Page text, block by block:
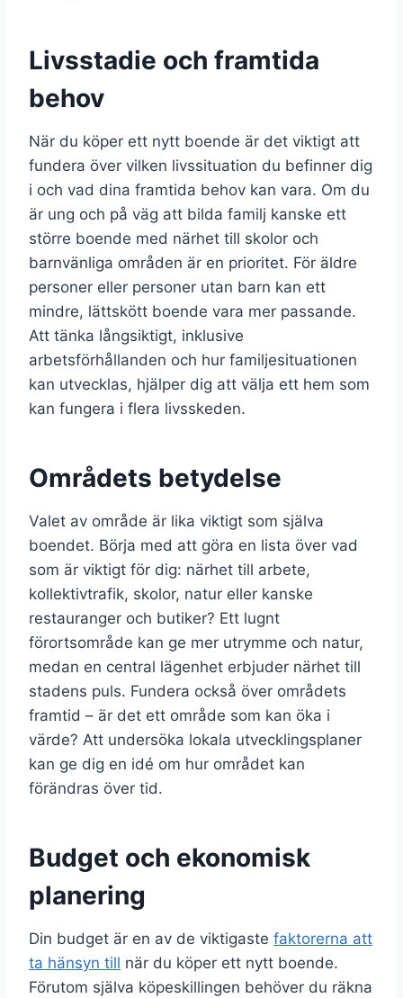
Livsstadie och framtida
behov
När du köper ett nytt boende är det viktigt att
fundera över vilken livssituation du befinner dig
i och vad dina framtida behov kan vara. Om du
är ung och på väg att bilda familj kanske ett
större boende med närhet till skolor och
barnvänliga områden är en prioritet. För äldre
personer eller personer utan barn kan ett
mindre, lättskött boende vara mer passande.
Att tänka långsiktigt, inklusive
arbetsförhållanden och hur familjesituationen
kan utvecklas, hjälper dig att välja ett hem som
kan fungera i flera livsskeden.
Områdets betydelse
Valet av område är lika viktigt som själva
boendet. Börja med att göra en lista över vad
som är viktigt för dig: närhet till arbete,
kollektivtrafik, skolor, natur eller kanske
restauranger och butiker? Ett lugnt
förortsområde kan ge mer utrymme och natur,
medan en central lägenhet erbjuder närhet till
stadens puls. Fundera också över områdets
framtid – är det ett område som kan öka i
värde? Att undersöka lokala utvecklingsplaner
kan ge dig en idé om hur området kan
förändras över tid.
Budget och ekonomisk
planering
Din budget är en av de viktigaste faktorerna att
ta hänsyn till när du köper ett nytt boende.
Förutom själva köpeskillingen behöver du räkna